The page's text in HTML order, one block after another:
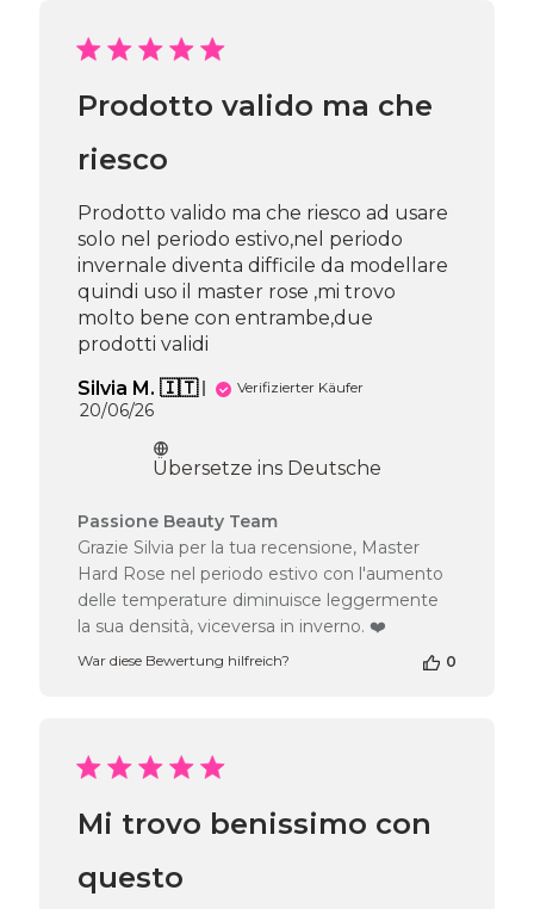
Thu
Prodotto valido ma che
riesco
Prodotto valido ma che riesco ad usare
solo nel periodo estivo,nel periodo
invernale diventa difficile da modellare
quindi uso il master rose ,mi trovo
molto bene con entrambe,due
prodotti validi
Silvia M. 🇮🇹
Verifizierter Käufer
Veröffentlichungsdatum
20/06/26
Übersetze ins Deutsche
Kommentare
des
Shop-
Inhabers
zur
Bewertung
von
24
2026
Passione Beauty Team
Grazie Silvia per la tua recensione, Master
Hard Rose nel periodo estivo con l'aumento
delle temperature diminuisce leggermente
la sua densità, viceversa in inverno. ❤️
War diese Bewertung hilfreich? 0
Mi trovo benissimo con
questo